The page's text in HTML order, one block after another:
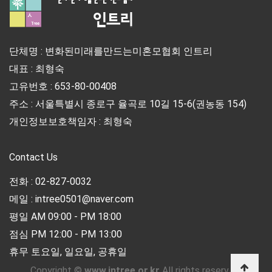
단체명 : 변화된미래를만드는미혼모협회 인트리
대표 : 최형숙
고유번호 : 653-80-00408
주소 : 서울특별시 종로구 율곡로 10길 15-6(권농동 154)
개인정보보호책임자 : 최형숙
Contact Us
전화 : 02-827-0032
메일 : intree0501@naver.com
평일 AM 09:00 - PM 18:00
점심 PM 12:00 - PM 13:00
휴무 토요일, 일요일, 공휴일